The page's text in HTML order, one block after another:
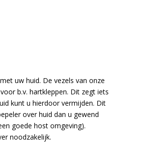
uw huid. De vezels van onze
b.v. hartkleppen. Dit zegt iets
kunt u hierdoor vermijden. Dit
over huid dan u gewend
goede host omgeving).
noodzakelijk.